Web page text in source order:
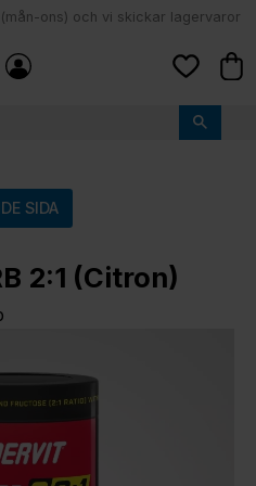
(mån-ons) och vi skickar lagervaror
SIDA
2:1 (Citron)